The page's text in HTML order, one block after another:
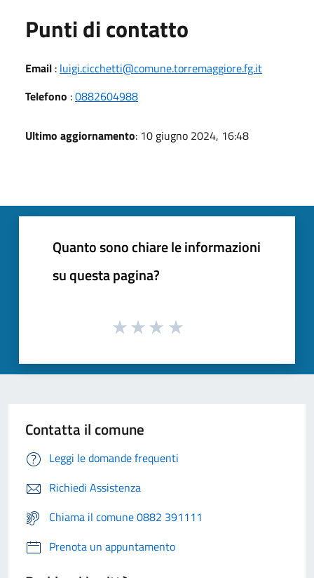
Punti di contatto
Email : luigi.cicchetti@comune.torremaggiore.fg.it
Telefono :0882604988
Ultimo aggiornamento: 10 giugno 2024, 16:48
Quanto sono chiare le informazioni
su questa pagina?
Contatta il comune
Leggi le domande frequenti
Richiedi Assistenza
Chiama il comune 0882 391111
Prenota un appuntamento